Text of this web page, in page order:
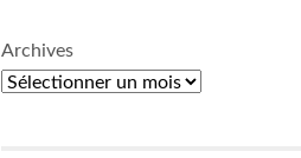
Archives